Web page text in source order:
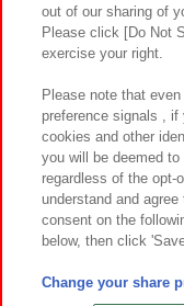
プライバシーポリシー
お取引先さま
カスタマーハラスメント
out of our sharing of
Please click [Do Not
exercise your right.
Please note that
preference signals ,
cookies and other
you will be deemed
regardless of the opt-
understand and
consent on the
below, then click
Change your share